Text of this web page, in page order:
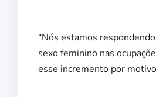
“Nós estamos
sexo feminino nas
esse incremento por